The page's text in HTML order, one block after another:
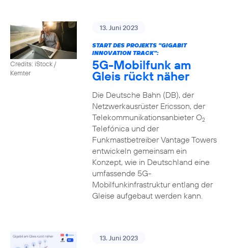
Credits: iStock /
Kemter
13. Juni 2023
START DES PROJEKTS "GIGABIT
INNOVATION TRACK":
5G-Mobilfunk am
Gleis rückt näher
Die Deutsche Bahn (DB), der
Netzwerkausrüster Ericsson, der
Telekommunikationsanbieter O2
Telefónica und der
Funkmastbetreiber Vantage Towers
entwickeln gemeinsam ein
Konzept, wie in Deutschland eine
umfassende 5G-
Mobilfunkinfrastruktur entlang der
Gleise aufgebaut werden kann.
13. Juni 2023